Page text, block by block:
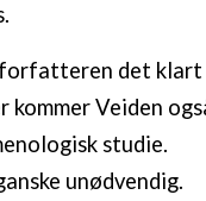
forfatteren det klart
Veiden
studie.
unødvendig.